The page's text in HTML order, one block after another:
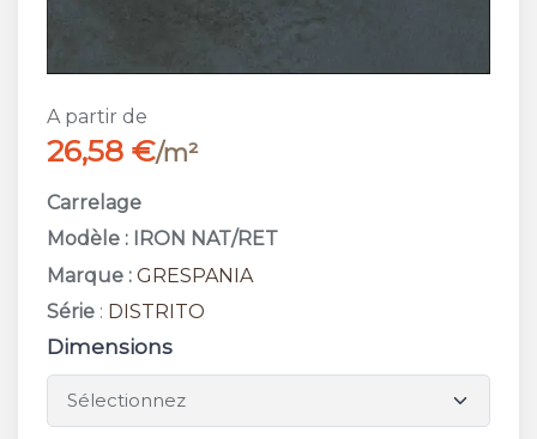
A partir de
26,58 €/m²
Carrelage
Modèle : IRON NAT/RET
Marque : GRESPANIA
Série : DISTRITO
Dimensions